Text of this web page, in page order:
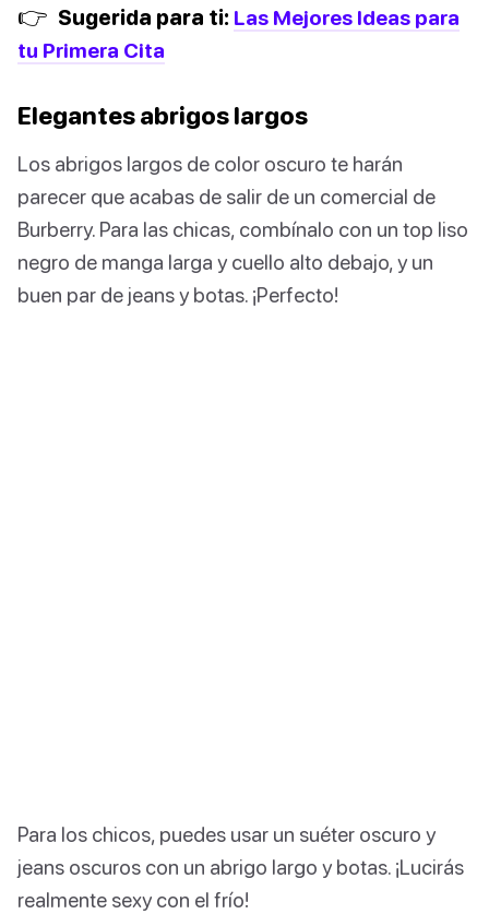
👉 Sugerida para ti: Las Mejores Ideas para
tu Primera Cita
Elegantes abrigos largos
Los abrigos largos de color oscuro te harán
parecer que acabas de salir de un comercial de
Burberry. Para las chicas, combínalo con un top liso
negro de manga larga y cuello alto debajo, y un
buen par de jeans y botas. ¡Perfecto!
Para los chicos, puedes usar un suéter oscuro y
jeans oscuros con un abrigo largo y botas. ¡Lucirás
realmente sexy con el frío!